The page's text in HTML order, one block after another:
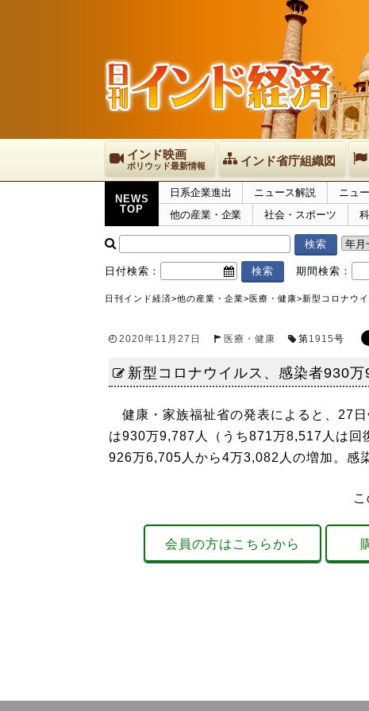
インド映画
ボリウッド最新情報 インド省庁組織図
NEWS
TOP
日系企業進出 ニュース解説 ニュ
他の産業・企業
社会・スポーツ
日付検索： 期間検索：
日刊インド経済>他の産業・企業>医療・健康>新型コロナウ
2020年11月27日 医療・健康 第1915号
新型コロナウイルス、感染者930
健康・家族福祉省の発表によると、27
は930万9,787人（うち871万8,517人は
926万6,705人から4万3,082人の増加。感
会員の方はこちらから